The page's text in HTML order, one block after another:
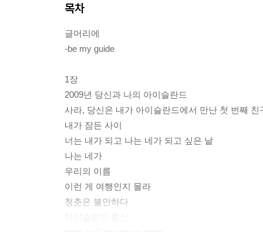
목차
글머리에
-be my guide
1장
2009년 당신과 나의 아이슬란드
사라, 당신은 내가 아이슬란드에서 만난 첫 번째 친
내가 잠든 사이
너는 내가 되고 나는 네가 되고 싶은 날
나는 네가
우리의 이름
이런 게 여행인지 몰라
청춘은 불안하다